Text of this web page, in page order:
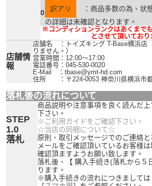
0 訳アリ
：商品多数の為、状
の詳細は未確認となります。
※コンディションランクはあくまで
とさせて頂いており
店舗情
報
店舗名 ：トイズキング T-Base横浜店
りません。）
営業時間：12:00〜17:00
電話番号：045-530-0020
E-Mail ：tbase@ymt-hd.com
住所 ：〒224-0053 神奈川県横浜市都
落札後の流れについて
STEP
1.0
落札
商品説明や注意事項を良く読んだ
下さい。
※ご利用ガイドをご確認下さい。
☆当店の同梱について☆
原則、取引メッセージでのご連絡
メールをご確認頂いているお客様
確認頂ますようお願い致します。
落札後、【 購入手続き(落札から５
ります。
※購入手続きの流れにつきましては